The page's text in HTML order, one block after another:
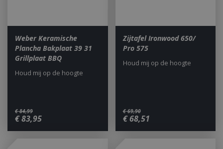
Weber Keramische
Plancha Bakplaat 39 31
Grillplaat BBQ
€ 84,99
€83,95
Houd mij op de hoogte
Zijtafel Ironwood 650/
Pro 575
€ 69,90
€ 68,51
Houd mij op de hoogte